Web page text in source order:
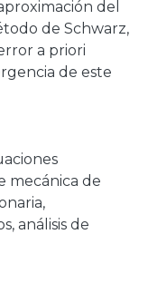
del
de Schwarz,
a priori
de este
mecánica de
,
, análisis de